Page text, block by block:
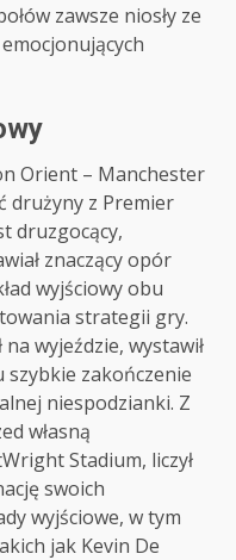
zawsze niosły ze
Orient – Manchester
drużyny z Premier
druzgocący,
znaczący opór
wyjściowy obu
strategii gry.
wyjeździe, wystawił
szybkie zakończenie
niespodzianki. Z
własną
Stadium, liczył
swoich
wyjściowe, w tym
jak Kevin De